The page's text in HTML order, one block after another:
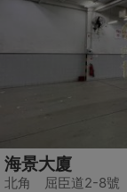
海景大廈
北角 屈臣道2-8號